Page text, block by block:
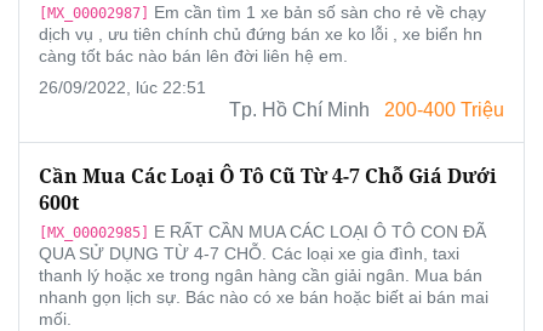
[MX_00002987] Em cần tìm 1 xe bản số sàn cho rẻ về chạy
dịch vụ , ưu tiên chính chủ đứng bán xe ko lỗi , xe biển hn
càng tốt bác nào bán lên đời liên hệ em.
26/09/2022, lúc 22:51
Tp. Hồ Chí Minh 200-400 Triệu
Cần Mua Các Loại Ô Tô Cũ Từ 4-7 Chỗ Giá Dưới
600t
[MX_00002985] E RẤT CẦN MUA CÁC LOẠI Ô TÔ CON ĐÃ
QUA SỬ DỤNG TỪ 4-7 CHỖ. Các loại xe gia đình, taxi
thanh lý hoặc xe trong ngân hàng cần giải ngân. Mua bán
nhanh gọn lịch sự. Bác nào có xe bán hoặc biết ai bán mai
mối.